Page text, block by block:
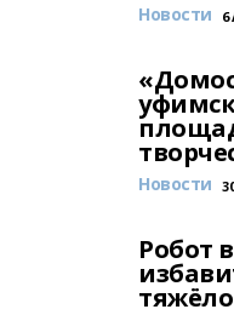
Новости 6
Новости
Робот